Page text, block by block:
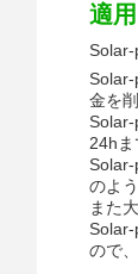
適
Solar-
Solar-
金を
24hま
Solar-
のよ
また
Solar-
ので